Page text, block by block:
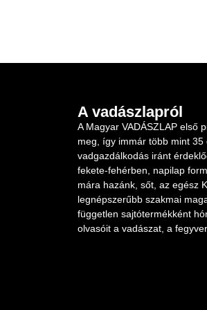
A vadászlapról
A Magyar VADÁSZLAP első
meg, így immár több mint
vadgazdálkodás iránt
fekete-fehérben, napilap
mára hazánk, sőt, az egész
legnépszerűbb szakmai
független sajtótermékként
olvasóit a vadászat, a